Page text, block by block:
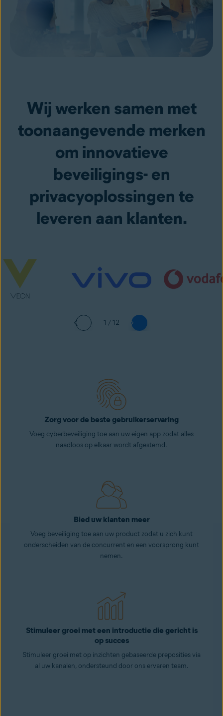
Wij werken samen met
toonaangevende merken
om innovatieve
beveiligings- en
privacyoplossingen te
leveren aan klanten.
1 / 12
Zorg voor de beste gebruikerservaring
Voeg cyberbeveiliging toe aan uw eigen app zodat alles
naadloos op elkaar wordt afgestemd.
Bied uw klanten meer
Voeg beveiliging toe aan uw product zodat u zich kunt
onderscheiden van de concurrent en een voorsprong kunt
nemen.
Stimuleer groei met een introductie die gericht is
op succes
Stimuleer groei met op inzichten gebaseerde preposities via
al uw kanalen, ondersteund door ons ervaren team.